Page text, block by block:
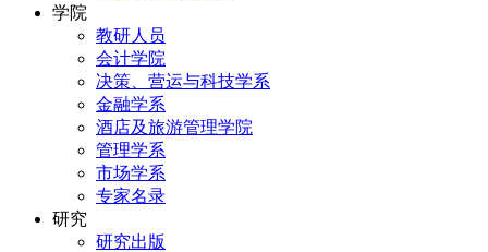
学院
教研人员
会计学院
决策、营运与科技学系
金融学系
酒店及旅游管理学院
管理学系
市场学系
专家名录
研究
研究出版